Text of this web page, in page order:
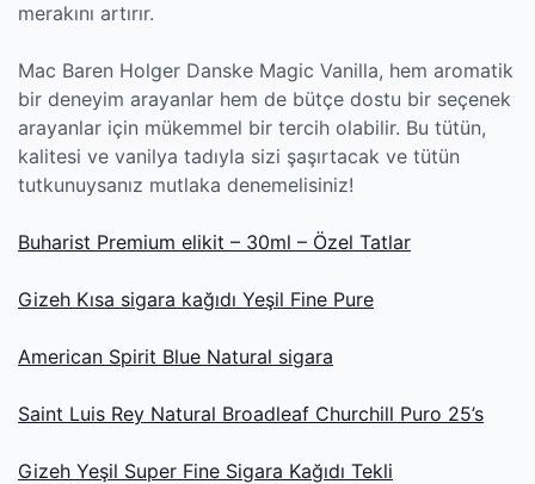
merakını artırır.
Mac Baren Holger Danske Magic Vanilla, hem aromatik
bir deneyim arayanlar hem de bütçe dostu bir seçenek
arayanlar için mükemmel bir tercih olabilir. Bu tütün,
kalitesi ve vanilya tadıyla sizi şaşırtacak ve tütün
tutkunuysanız mutlaka denemelisiniz!
Buharist Premium elikit – 30ml – Özel Tatlar
Gizeh Kısa sigara kağıdı Yeşil Fine Pure
American Spirit Blue Natural sigara
Saint Luis Rey Natural Broadleaf Churchill Puro 25’s
Gizeh Yeşil Super Fine Sigara Kağıdı Tekli